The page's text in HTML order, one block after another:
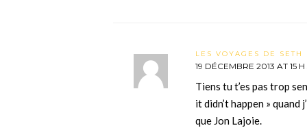
LES VOYAGES DE SETH
19 DÉCEMBRE 2013 AT 15
Tiens tu t’es pas trop
it didn’t happen » quand
que Jon Lajoie.